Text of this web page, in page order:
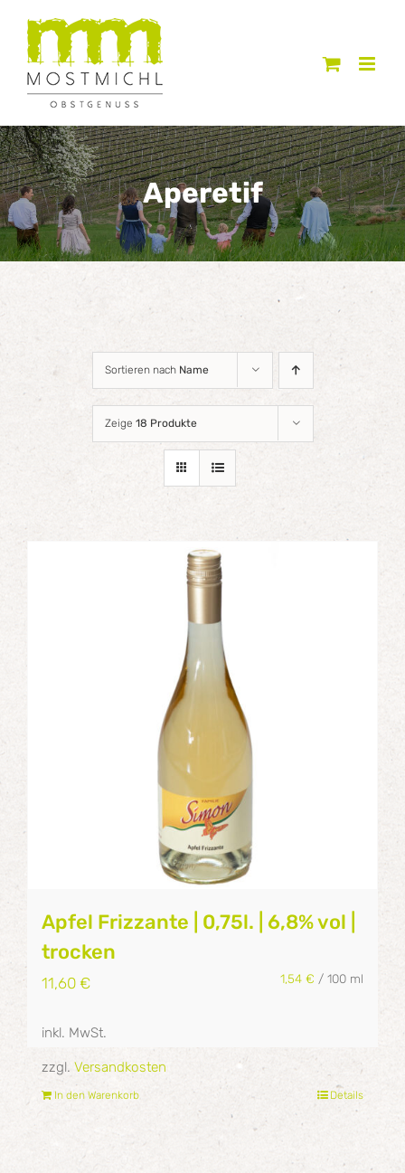
Zum
Inhalt
springen
Aperetif
Sortieren nach Name
Zeige 18 Produkte
Apfel Frizzante | 0,75l. | 6,8% vol |
trocken
11,60 € 1,54 € / 100 ml
inkl. MwSt.
zzgl. Versandkosten
In den Warenkorb Details